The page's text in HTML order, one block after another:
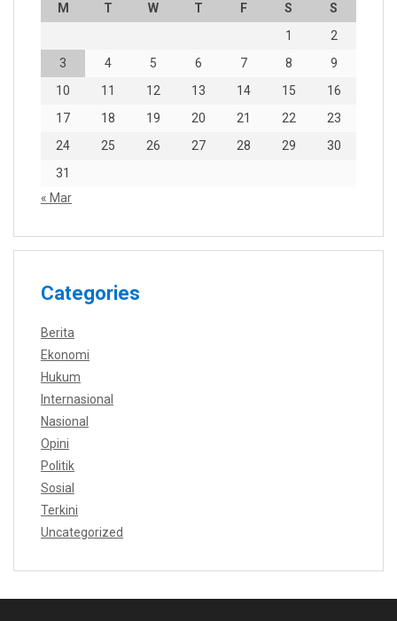
M T W T F S
S
1
2
3
4 5 6 7 8
9
10
11 12 13 14 15
16
17
18 19 20 21 22
23
24
25 26 27 28 29
30
31
« Mar
Categories
Berita
Ekonomi
Hukum
Internasional
Nasional
Opini
Politik
Sosial
Terkini
Uncategorized